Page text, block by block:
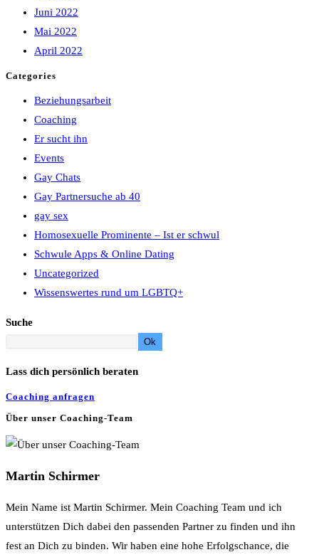
Juni 2022
Mai 2022
April 2022
Categories
Beziehungsarbeit
Coaching
Er sucht ihn
Events
Gay Chats
Gay Partnersuche ab 40
gay sex
Homosexuelle Prominente – Ist er schwul
Schwule Apps & Online Dating
Uncategorized
Wissenswertes rund um LGBTQ+
Suche
Ok
Lass dich persönlich beraten
Coaching anfragen
Über unser Coaching-Team
Martin Schirmer
Mein Name ist Martin Schirmer. Mein Coaching Team und ich
unterstützen Dich dabei den passenden Partner zu finden und ihn
fest an Dich zu binden. Wir haben eine hohe Erfolgschance, die